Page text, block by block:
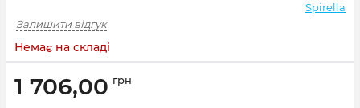
Spirella
Залишити відгук
Немає на складі
1 706,00 грн